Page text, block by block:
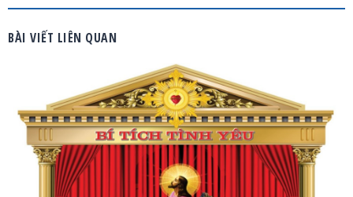
BÀI VIẾT LIÊN QUAN